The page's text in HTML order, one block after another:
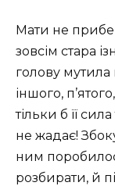
Мати не
зовсім стара
голову мутила
іншого,
тільки б її
не жадає!
ним
розбирати, й